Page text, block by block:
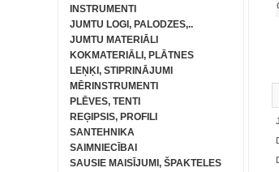
INSTRUMENTI
JUMTU LOGI, PALODZES,..
JUMTU MATERIĀLI
KOKMATERIĀLI, PLĀTNES
LEŅĶI, STIPRINĀJUMI
MĒRINSTRUMENTI
PLĒVES, TENTI
REĢIPSIS, PROFILI
SANTEHNIKA
SAIMNIECĪBAI
SAUSIE MAISĪJUMI, ŠPAKTELES